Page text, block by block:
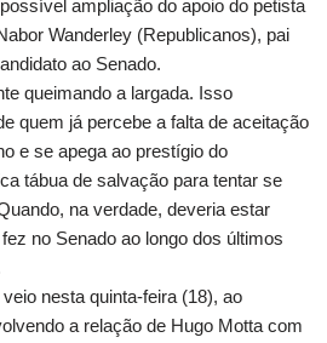
ampliação do apoio do petista
Wanderley (Republicanos), pai
ao Senado.
queimando a largada. Isso
quem já percebe a falta de aceitação
e se apega ao prestígio do
tábua de salvação para tentar se
na verdade, deveria estar
no Senado ao longo dos últimos
nesta quinta-feira (18), ao
a relação de Hugo Motta com